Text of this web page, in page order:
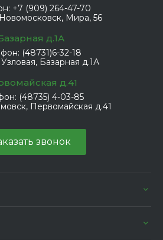
+7 (909) 264-47-70
Мира, 56
д.1А
(48731)6-32-18
Узловая, Базарная д.1А
д.41
(48735) 4-03-85
Первомайская д.41
звонок